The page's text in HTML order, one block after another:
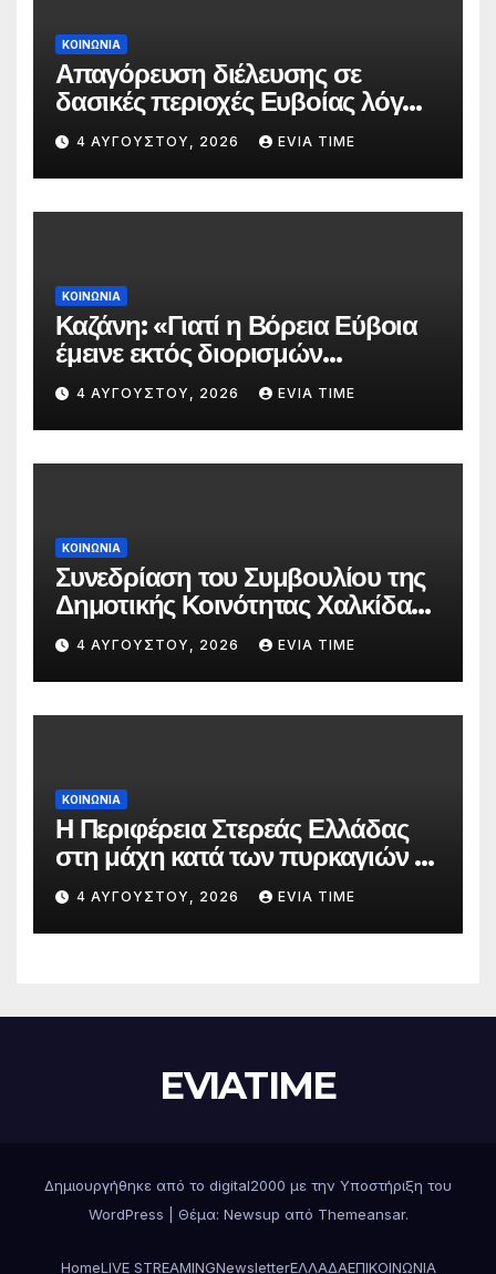
ΚΟΙΝΩΝΙΑ
Απαγόρευση διέλευσης σε
δασικές περιοχές Ευβοίας λόγω
πολύ υψηλού κινδύνου
πυρκαγιάς
4 ΑΥΓΟΎΣΤΟΥ, 2026 EVIA TIME
ΚΟΙΝΩΝΙΑ
Καζάνη: «Γιατί η Βόρεια Εύβοια
έμεινε εκτός διορισμών
δασκάλων;»
4 ΑΥΓΟΎΣΤΟΥ, 2026 EVIA TIME
ΚΟΙΝΩΝΙΑ
Συνεδρίαση του Συμβουλίου της
Δημοτικής Κοινότητας Χαλκίδας
την 5 Αυγούστου
4 ΑΥΓΟΎΣΤΟΥ, 2026 EVIA TIME
ΚΟΙΝΩΝΙΑ
Η Περιφέρεια Στερεάς Ελλάδας
στη μάχη κατά των πυρκαγιών –
Δράσεις και στήριξη σε πέντε
περιφερειακές ενότητες
4 ΑΥΓΟΎΣΤΟΥ, 2026 EVIA TIME
EVIATIME
Δημιουργήθηκε από το digital2000 με την Υποστήριξη του
WordPress
Θέμα: Newsup από Themeansar.
HomeLIVE STREAMINGNewsletterΕΛΛΑΔΑΕΠΙΚΟΙΝΩΝΙΑ